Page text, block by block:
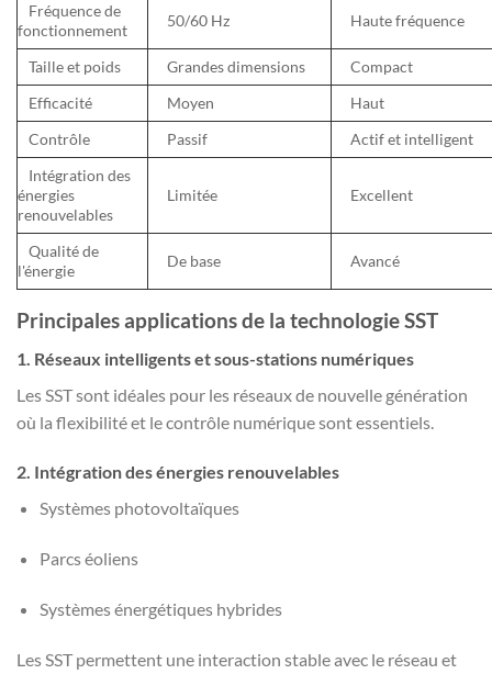
Fréquence de
fonctionnement
50/60 Hz Haute fréquence
Taille et poids Grandes dimensions
Compact
Efficacité
Moyen
Haut
Contrôle
Passif
Actif et intelligent
Intégration des
énergies
renouvelables
Limitée Excellent
Qualité de
l'énergie
De base Avancé
Principales applications de la technologie SST
1. Réseaux intelligents et sous-stations numériques
Les SST sont idéales pour les réseaux de nouvelle génération
où la flexibilité et le contrôle numérique sont essentiels.
2. Intégration des énergies renouvelables
Systèmes photovoltaïques
Parcs éoliens
Systèmes énergétiques hybrides
Les SST permettent une interaction stable avec le réseau et